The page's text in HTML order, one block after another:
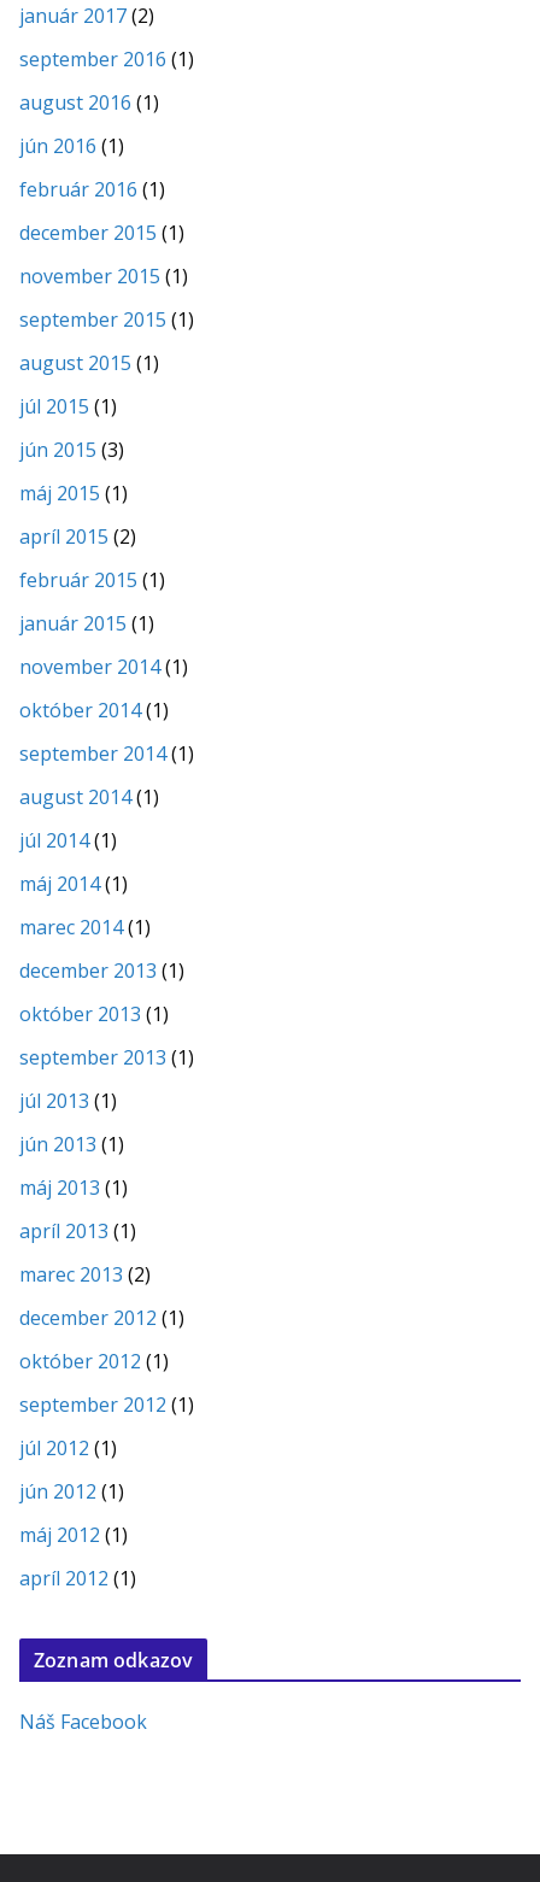
január 2017(2)
september 2016 (1)
august 2016 (1)
jún 2016 (1)
február 2016 (1)
december 2015 (1)
november 2015 (1)
september 2015 (1)
august 2015 (1)
júl 2015 (1)
jún 2015 (3)
máj 2015 (1)
apríl 2015 (2)
február 2015 (1)
január 2015 (1)
november 2014(1)
október 2014(1)
september 2014(1)
august 2014(1)
júl 2014(1)
máj 2014(1)
marec 2014(1)
december 2013 (1)
október 2013 (1)
september 2013 (1)
júl 2013 (1)
jún 2013 (1)
máj 2013 (1)
apríl 2013 (1)
marec 2013 (2)
december 2012 (1)
október 2012 (1)
september 2012 (1)
júl 2012 (1)
jún 2012 (1)
máj 2012 (1)
apríl 2012 (1)
Zoznam odkazov
Náš Facebook